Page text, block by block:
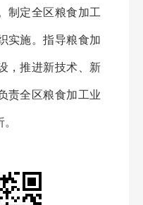
制定全区粮食加工
实施。指导粮食加
，推进新技术、新
责全 区粮食加工业